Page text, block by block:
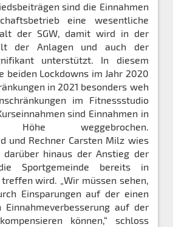
sind die Einnahmen
eine wesentliche
der SGW, damit wird in der
der Anlagen und auch der
unterstützt. In diesem
beiden Lockdowns im Jahr 2020
in 2021 besonders weh
im Fitnessstudio
sind Einnahmen in
Höhe weggebrochen.
und Rechner Carsten Milz wies
darüber hinaus der Anstieg der
Sportgemeinde bereits in
wird. „Wir müssen sehen,
Einsparungen auf der einen
Einnahmeverbesserung auf der
können,“ schloss